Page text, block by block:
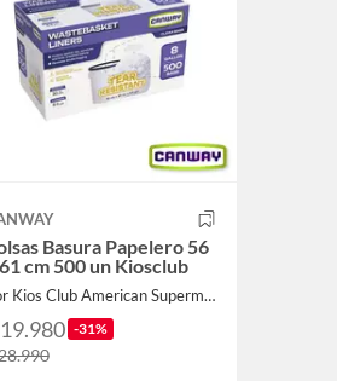
Basura Papelero 56
cm 500 un Kiosclub
Por Kios Club American Supermarket
-31%